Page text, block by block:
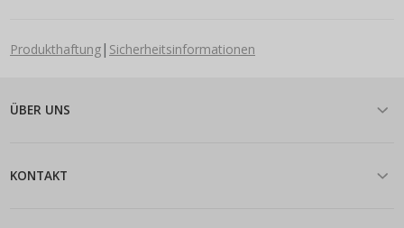
Produkthaftung| Sicherheitsinformationen
ÜBER UNS
KONTAKT